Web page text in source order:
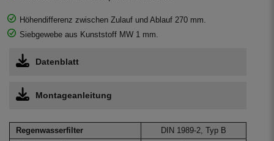
Höhendifferenz zwischen Zulauf und Ablauf 270 mm.
Siebgewebe aus Kunststoff MW 1 mm.
Datenblatt
Montageanleitung
Regenwasserfilter
DIN 1989-2, Typ B